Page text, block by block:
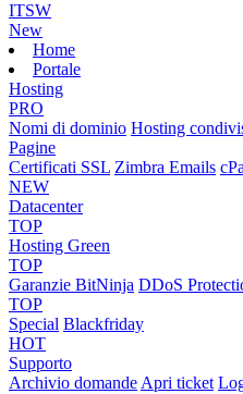
ITSW
New
Home
Portale
Hosting
PRO
Nomi di dominio Hosting
Pagine
Certificati SSL Zimbra Emails
NEW
Datacenter
TOP
Hosting Green
TOP
Garanzie BitNinja DDoS
TOP
Special Blackfriday
HOT
Supporto
Archivio domandeApri ticket